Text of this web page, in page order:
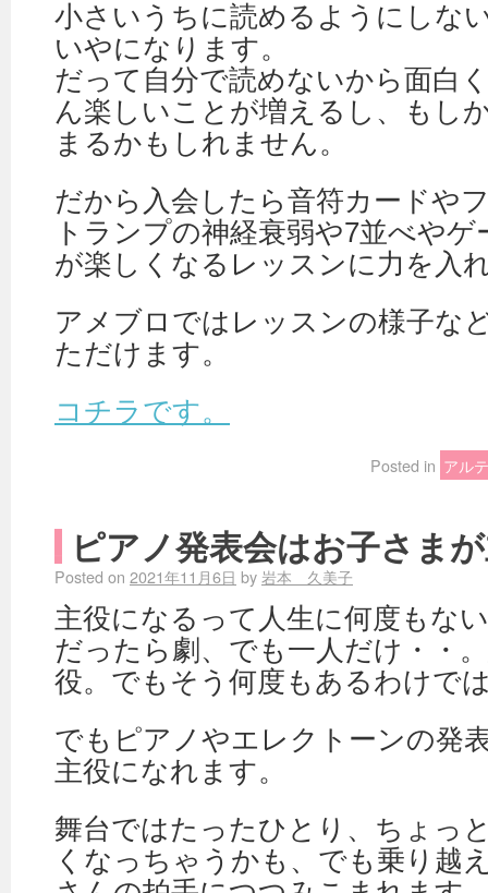
小さいうちに読めるようにしな
いやになります。
だって自分で読めないから面白
ん楽しいことが増えるし、もし
まるかもしれません。
だから入会したら音符カードや
トランプの神経衰弱や7並べや
が楽しくなるレッスンに力を入
アメブロではレッスンの様子な
ただけます。
コチラです。
Posted in アル
ピアノ発表会はお子さま
Posted on 2021年11月6日 by岩本 久美子
主役になるって人生に何度もな
だったら劇、でも一人だけ・・
役。でもそう何度もあるわけで
でもピアノやエレクトーンの発
主役になれます。
舞台ではたったひとり、ちょっ
くなっちゃうかも、でも乗り越